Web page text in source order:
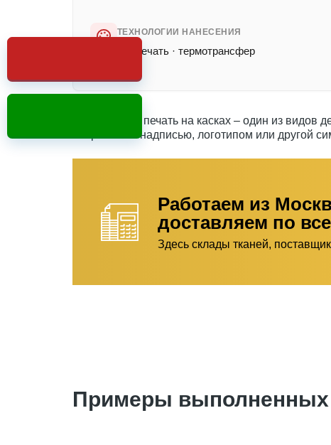
ТЕХНОЛОГИИ НАНЕСЕНИЯ
УФ-печать · термотрансфер
Нанесение и печать на касках – один из
снаряжения надписью, логотипом или другой
Работаем из
доставляем по
Здесь склады тканей,
Примеры выполненных